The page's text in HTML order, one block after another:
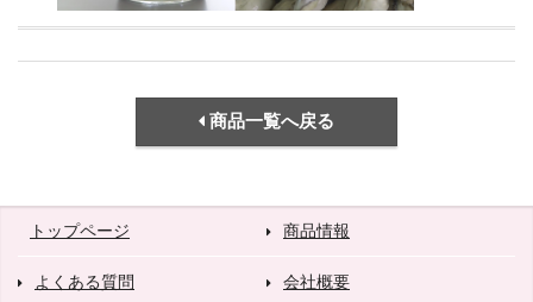
商品一覧へ戻る
トップページ 商品情報
よくある質問 会社概要